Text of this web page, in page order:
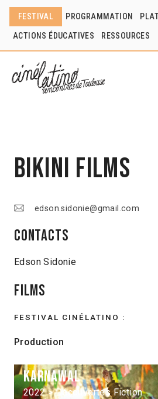
FESTIVAL PROGRAMMATION
ACTIONS ÉDUCATIVES RESSOURCES
Bikini films
edson.sidonie@gmail.com
Contacts
Edson Sidonie
Films
FESTIVAL CINÉLATINO :
Production
Karnawal
2022 > Découvertes Fiction